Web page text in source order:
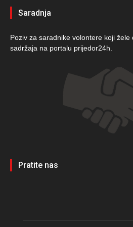
Saradnja
Poziv za saradnike volontere koji
sadržaja na portalu prijedor24h.
Pratite nas